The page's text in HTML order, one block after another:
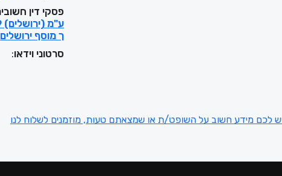
פסקי דין
ך מוסף ירושלים
סרטוני וידאו:
לכם מידע חשוב על השופט/ת או שמצאתם טעות, מוזמנים לשלוח לנו